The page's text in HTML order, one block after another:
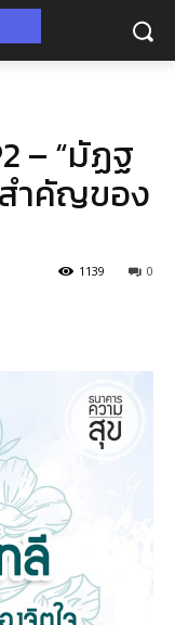
– “มัฏฐ
ำคัญของ
0
1139